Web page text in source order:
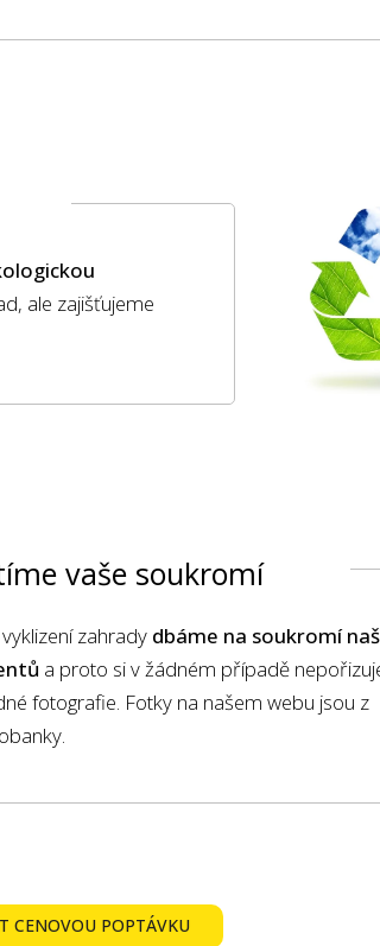
ale zajišťujeme
vaše soukromí
zahrady dbáme na soukromí
a proto si v žádném případě
fotografie. Fotky na našem webu jsou z
CENOVOU POPTÁVKU